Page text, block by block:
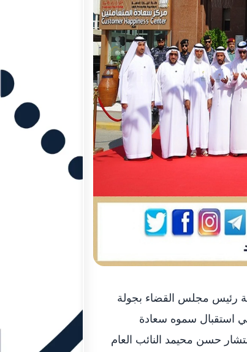
رئيس مجلس القضاء بجولة
استقبال سموه سعادة
حسن محيمد النائب العام